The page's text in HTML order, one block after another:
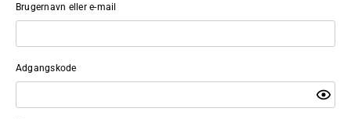
Brugernavn eller e-mail
Adgangskode